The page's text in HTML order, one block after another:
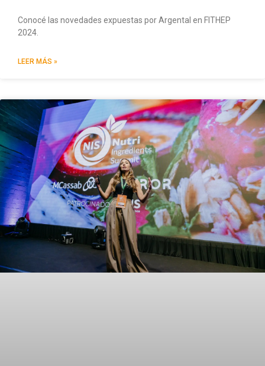
Conocé las novedades expuestas por Argental en FITHEP
2024.
LEER MÁS »